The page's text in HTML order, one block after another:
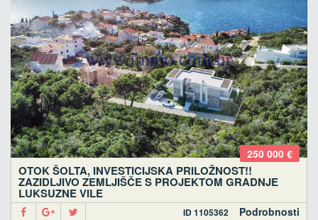
250 000 €
OTOK ŠOLTA, INVESTICIJSKA PRILOŽNOST!!
ZAZIDLJIVO ZEMLJIŠČE S PROJEKTOM GRADNJE
LUKSUZNE VILE
Podrobnosti
ID 1105362